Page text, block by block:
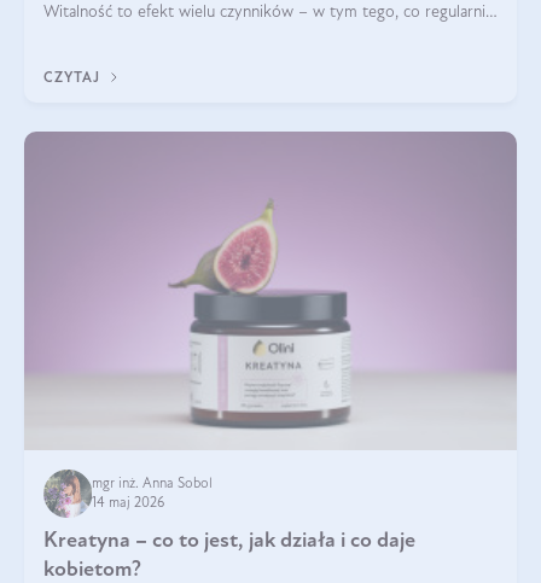
Witalność to efekt wielu czynników – w tym tego, co regularnie
CZYTAJ
mgr inż. Anna Sobol
14 maj 2026
Kreatyna – co to jest, jak działa i co daje
kobietom?